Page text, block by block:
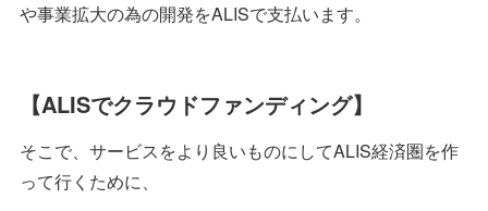
や事業拡大の為の開発をALISで支払います。
【ALISでクラウドファンディング】
そこで、サービスをより良いものにしてALIS経済圏を作
って行くために、